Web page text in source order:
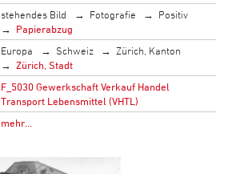
stehendes Bild Fotografie
Positiv
Papierabzug
Europa Schweiz
Zürich, Kanton
Zürich, Stadt
F_5030 Gewerkschaft Verkauf Handel
Transport Lebensmittel (VHTL)
mehr…